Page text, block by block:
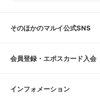
そのほかのマルイ公式SNS
会員登録・エポスカード入会
インフォメーション